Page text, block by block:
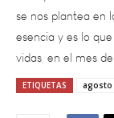
vidas, en el mes
ETIQUETAS agosto